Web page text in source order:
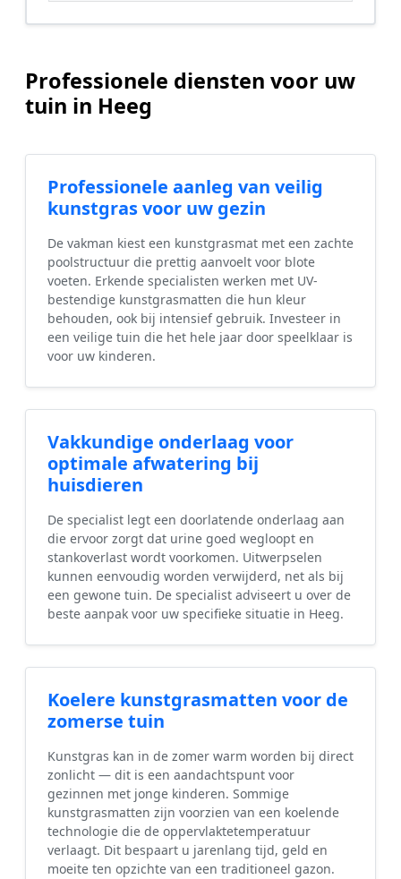
Professionele diensten voor uw
tuin in Heeg
Professionele aanleg van veilig
kunstgras voor uw gezin
De vakman kiest een kunstgrasmat met een zachte
poolstructuur die prettig aanvoelt voor blote
voeten. Erkende specialisten werken met UV-
bestendige kunstgrasmatten die hun kleur
behouden, ook bij intensief gebruik. Investeer in
een veilige tuin die het hele jaar door speelklaar is
voor uw kinderen.
Vakkundige onderlaag voor
optimale afwatering bij
huisdieren
De specialist legt een doorlatende onderlaag aan
die ervoor zorgt dat urine goed wegloopt en
stankoverlast wordt voorkomen. Uitwerpselen
kunnen eenvoudig worden verwijderd, net als bij
een gewone tuin. De specialist adviseert u over de
beste aanpak voor uw specifieke situatie in Heeg.
Koelere kunstgrasmatten voor de
zomerse tuin
Kunstgras kan in de zomer warm worden bij direct
zonlicht — dit is een aandachtspunt voor
gezinnen met jonge kinderen. Sommige
kunstgrasmatten zijn voorzien van een koelende
technologie die de oppervlaktetemperatuur
verlaagt. Dit bespaart u jarenlang tijd, geld en
moeite ten opzichte van een traditioneel gazon.